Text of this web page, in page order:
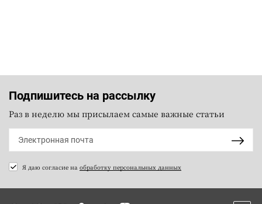
Подпишитесь на рассылку
Раз в неделю мы присылаем самые важные статьи
Я даю согласие на обработку персональных данных